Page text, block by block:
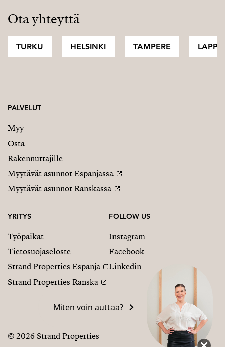
Ota yhteyttä
TURKU HELSINKI TAMPERE LAPPI
PALVELUT
Myy
Osta
Rakennuttajille
Myytävät asunnot Espanjassa
Myytävät asunnot Ranskassa
YRITYS
Työpaikat
Tietosuojaseloste
Strand Properties Espanja
Strand Properties Ranska
FOLLOW US
Instagram
Facebook
Linkedin
© 2026 Strand Properties
Miten voin auttaa?